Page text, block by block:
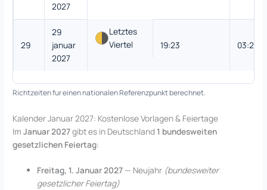
2027
29
29
januar
2027
Letztes
Viertel
19:23 03:20
Richtzeiten fur einen nationalen Referenzpunkt berechnet.
Kalender Januar 2027: Kostenlose Vorlagen & Feiertage
ImJanuar 2027gibt es in Deutschland 1 bundesweiten
gesetzlichen Feiertag:
Freitag, 1. Januar 2027 — Neujahr (bundesweiter
gesetzlicher Feiertag)